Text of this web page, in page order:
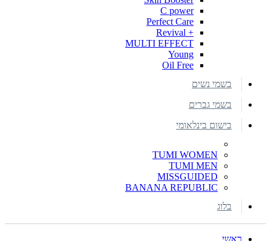
C power
Perfect Care
+ Revival
MULTI EFFECT
Young
Oil Free
בשמי נשים
בשמי גברים
בישום בינלאומי
TUMI WOMEN
TUMI MEN
MISSGUIDED
BANANA REPUBLIC
בלוג
ראשי